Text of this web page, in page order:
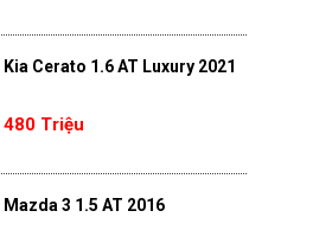
Kia Cerato 1.6 AT Luxury 2021
480 Triệu
Mazda 3 1.5 AT 2016